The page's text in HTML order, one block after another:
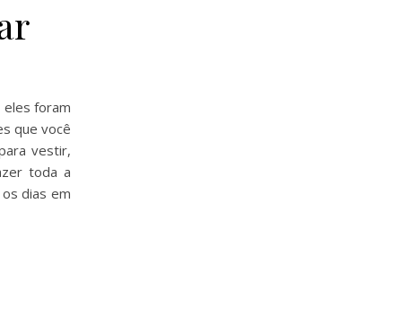
eles foram
que você
vestir,
toda a
dias em